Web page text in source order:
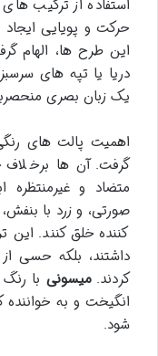
استفاده از ترکیب
حرکت و پویایی
این طرح ها، الهام
دریا یا تپه های
یک زبان بصری
اهمیت پالت های
گرفت. آن ها برخلاف
متضاد و غیرمنتظره
صورتی، و زرد با
کننده خلق کنند. این
داشتند، بلکه حسی
کردند.میسونی با
انگیخت و به
شود.